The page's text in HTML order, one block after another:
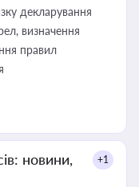
декларування
визначення
правил
новини,
+1